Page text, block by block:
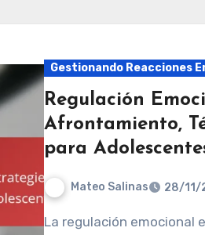
Gestionando Reacciones
Regulación
Afrontamiento,
para
Mateo Salinas 28/11/
La regulación emocional es crucial para el desarrollo de